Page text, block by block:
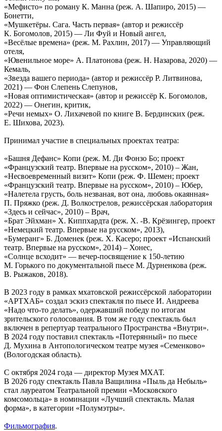
«Мефисто» по роману К. Манна (реж. А. Шапиро, 2015) —
Бонетти,
«Мушкетёры. Сага. Часть первая» (автор и режиссёр
К. Богомолов, 2015) — Ли Фуй и Новый ангел,
«Весёлые времена» (реж. М. Рахлин, 2017) — Управляющий
отеля,
«Ювенильное море» А. Платонова (реж. Н. Назарова, 2020) —
Кемаль,
«Звезда вашего периода» (автор и режиссёр Р. Литвинова,
2021) — Фон Слепень Слепунов,
«Новая оптимистическая» (автор и режиссёр К. Богомолов,
2022) — Онегин, критик,
«Речи немых» О. Лихачевой по книге В. Бердинских (реж.
Е. Шихова, 2023).
Принимал участие в специальных проектах театра:
«Башня Дефанс» Копи (реж. М. Ди Фонзо Бо; проект
«Французский театр. Впервые на русском», 2010) – Жан,
«Несвоевременный визит» Копи (реж. Ф. Шемен; проект
«Французский театр. Впервые на русском», 2010) – Юбер,
«Налетела грусть, боль незваная, вот она, любовь окаянная»
П. Пряжко (реж. Д. Волкострелов, режиссёрская лаборатория
«Здесь и сейчас», 2010) – Врач,
«Брат Эйхман» Х. Киппхардта (реж. Х. -В. Крёзингер, проект
«Немецкий театр. Впервые на русском», 2013),
«Бумеранг» Б. Доменек (реж. Х. Касеро; проект «Испанский
театр. Впервые на русском», 2014) – Хонес,
«Солнце всходит» — вечер-посвящение к 150-летию
М. Горького по документальной пьесе М. Дурненкова (реж.
В. Рыжаков, 2018).
В 2023 году в рамках мхатовской режиссёрской лаборатории
«АРТХАБ» создал эскиз спектакля по пьесе И. Андреева
«Надо что-то делать», одержавший победу по итогам
зрительского голосования. В том же году спектакль был
включен в репертуар театрального Пространства «Внутри».
В 2024 году поставил спектакль «Потерянный» по пьесе
Д. Мухина в Антопологическом театре музея «Семенково»
(Вологодская область).
С октября 2024 года — директор Музея МХАТ.
В 2026 году спектакль Павла Ващилина «Пыль да Небыль»
стал лауреатом Театральной премии «Московского
комсомольца» в номинации «Лучший спектакль. Малая
форма», в категории «Полумэтры».
Фильмография.